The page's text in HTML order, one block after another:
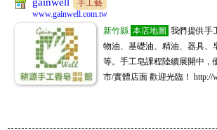
手工藝
www.gainwell.com.tw
新竹縣 本店地圖 我們提供手
物油、基礎油、精油、器具、
等。手工皂課程陸續展開中，
市/實體店面 歡迎光臨！ http://